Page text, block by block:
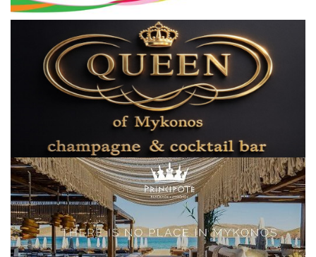
Opinion + Analysis
L’Art des Sens
All News
Elections 2023
Γλώσσα
Ελληνικά English